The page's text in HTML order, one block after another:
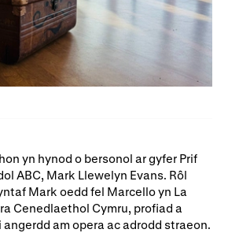
Côr Cysur
Partneriaid Corfforaethol
yn hynod o bersonol ar gyfer Prif
ABC, Mark Llewelyn Evans. Rôl
Mark oedd fel Marcello yn La
Cenedlaethol Cymru, profiad a
am opera ac adrodd straeon.